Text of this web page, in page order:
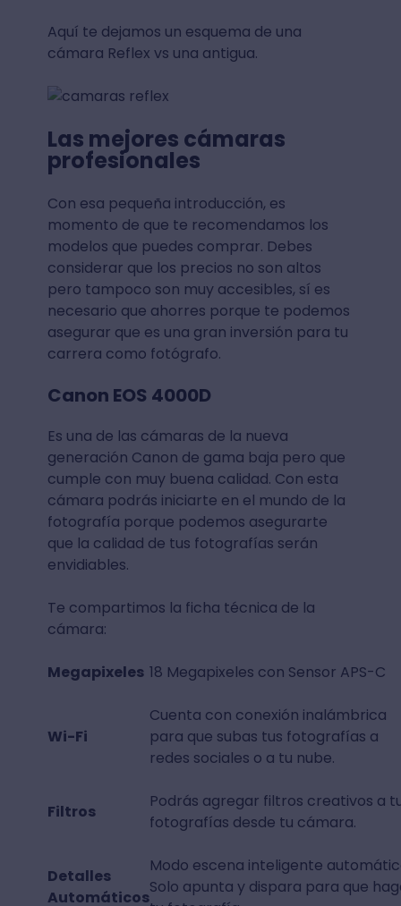
Aquí te dejamos un esquema de una
cámara Reflex vs una antigua.
Las mejores cámaras
profesionales
Con esa pequeña introducción, es
momento de que te recomendamos los
modelos que puedes comprar. Debes
considerar que los precios no son altos
pero tampoco son muy accesibles, sí es
necesario que ahorres porque te podemos
asegurar que es una gran inversión para tu
carrera como fotógrafo.
Canon EOS 4000D
Es una de las cámaras de la nueva
generación Canon de gama baja pero que
cumple con muy buena calidad. Con esta
cámara podrás iniciarte en el mundo de la
fotografía porque podemos asegurarte
que la calidad de tus fotografías serán
envidiables.
Te compartimos la ficha técnica de la
cámara:
Megapixeles 18 Megapixeles con Sensor APS-C
Wi-Fi
Cuenta con conexión inalámbrica
para que subas tus fotografías a
redes sociales o a tu nube.
Filtros
Podrás agregar filtros creativos a
fotografías desde tu cámara.
Detalles
Automáticos
Modo escena inteligente
Solo apunta y dispara para que